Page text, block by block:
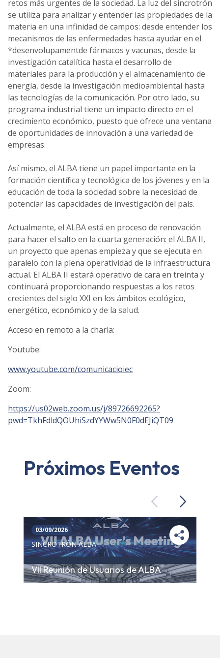
retos más urgentes de la sociedad. La luz del sincrotrón
se utiliza para analizar y entender las propiedades de la
materia en una infinidad de campos: desde entender los
mecanismos de las enfermedades hasta ayudar en el
*desenvolupamentde fármacos y vacunas, desde la
investigación catalítica hasta el desarrollo de
materiales para la producción y el almacenamiento de
energía, desde la investigación medioambiental hasta
las tecnologías de la comunicación. Por otro lado, su
programa industrial tiene un impacto directo en el
crecimiento económico, puesto que ofrece una ventana
de oportunidades de innovación a una variedad de
empresas.
Así mismo, el ALBA tiene un papel importante en la
formación científica y tecnológica de los jóvenes y en la
educación de toda la sociedad sobre la necesidad de
potenciar las capacidades de investigación del país.
Actualmente, el ALBA está en proceso de renovación
para hacer el salto en la cuarta generación: el ALBA II,
un proyecto que apenas empieza y que se ejecuta en
paralelo con la plena operatividad de la infraestructura
actual. El ALBA II estará operativo de cara en treinta y
continuará proporcionando respuestas a los retos
crecientes del siglo XXI en los ámbitos ecológico,
energético, económico y de la salud.
Acceso en remoto a la charla:
Youtube:
www.youtube.com/comunicacioiec
Zoom:
https://us02web.zoom.us/j/89726692265?
pwd=TkhFdldQOUhiSzdYYWw5N0F0dEJiQT09
Próximos Eventos
PreviousNext
03/09/2026
SINCROTRÓN ALBA
VII Reunión de Usuarios de ALBA